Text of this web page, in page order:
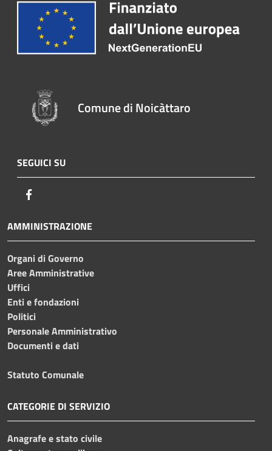
Comune di Noicàttaro
SEGUICI SU
AMMINISTRAZIONE
Organi di Governo
Aree Amministrative
Uffici
Enti e fondazioni
Politici
Personale Amministrativo
Documenti e dati
Statuto Comunale
CATEGORIE DI SERVIZIO
Anagrafe e stato civile